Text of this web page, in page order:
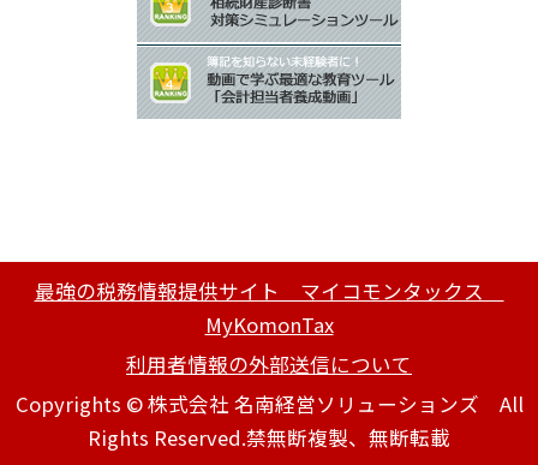
最強の税務情報提供サイト マイコモンタックス
MyKomonTax
利用者情報の外部送信について
Copyrights © 株式会社 名南経営ソリューションズ All
Rights Reserved.禁無断複製、無断転載